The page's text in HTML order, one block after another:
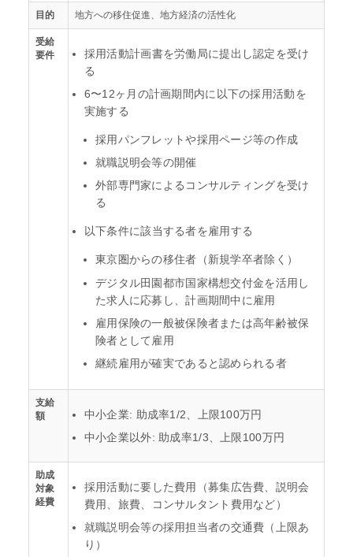
目的 地方への移住促進、地方経済の活性化
受給
要件
採用活動計画書を労働局に提出し認定を受け
る
6〜12ヶ月の計画期間内に以下の採用活動を
実施する
採用パンフレットや採用ページ等の作成
就職説明会等の開催
外部専門家によるコンサルティングを受け
る
以下条件に該当する者を雇用する
東京圏からの移住者（新規学卒者除く）
デジタル田園都市国家構想交付金を活用し
た求人に応募し、計画期間中に雇用
雇用保険の一般被保険者または高年齢被保
険者として雇用
継続雇用が確実であると認められる者
支給
額
中小企業: 助成率1/2、上限100万円
中小企業以外: 助成率1/3、上限100万円
助成
対象
経費
採用活動に要した費用（募集広告費、説明会
費用、旅費、コンサルタント費用など）
就職説明会等の採用担当者の交通費（上限あ
り）